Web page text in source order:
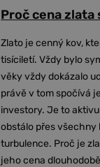
Proč cena
Zlato je cenný kov,
tisíciletí. Vždy bylo
věky vždy dokázalo
právě v tom spočívá
investory. Je to
obstálo přes všechny
turbulence. Proč je
jeho cena